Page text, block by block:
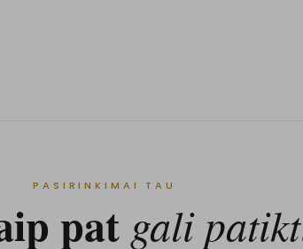
PASIRINKIMAI TAU
pat gali